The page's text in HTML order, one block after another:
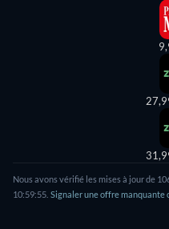
Nous avons vérifié les mises à jour de
10:59:55 Signaler une offre manquante